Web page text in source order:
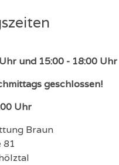
und 15:00 - 18:00 Uhr
geschlossen!
Uhr
Braun
81